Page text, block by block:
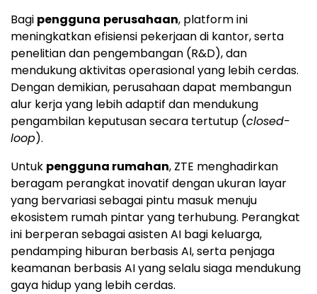
Bagi pengguna perusahaan, platform ini
meningkatkan efisiensi pekerjaan di kantor, serta
penelitian dan pengembangan (R&D), dan
mendukung aktivitas operasional yang lebih cerdas.
Dengan demikian, perusahaan dapat membangun
alur kerja yang lebih adaptif dan mendukung
pengambilan keputusan secara tertutup (closed-
loop).
Untuk pengguna rumahan, ZTE menghadirkan
beragam perangkat inovatif dengan ukuran layar
yang bervariasi sebagai pintu masuk menuju
ekosistem rumah pintar yang terhubung. Perangkat
ini berperan sebagai asisten AI bagi keluarga,
pendamping hiburan berbasis AI, serta penjaga
keamanan berbasis AI yang selalu siaga mendukung
gaya hidup yang lebih cerdas.